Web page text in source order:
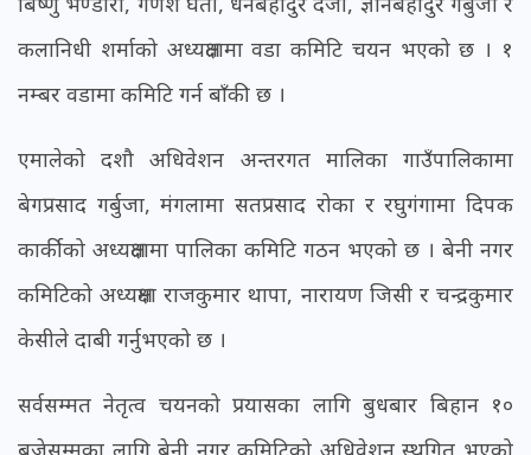
कलानिधी शर्माको अध्यक्षतामा वडा कमिटि चयन भएको छ । १
नम्बर वडामा कमिटि गर्न बाँकी छ ।
एमालेको दशौ अधिवेशन अन्तरगत मालिका गाउँपालिकामा
बेगप्रसाद गर्बुजा, मंगलामा सतप्रसाद रोका र रघुगंगामा दिपक
कार्कीको अध्यक्षतामा पालिका कमिटि गठन भएको छ । बेनी नगर
कमिटिको अध्यक्षमा राजकुमार थापा, नारायण जिसी र चन्द्रकुमार
केसीले दाबी गर्नुभएको छ ।
सर्वसम्मत नेतृत्व चयनको प्रयासका लागि बुधबार बिहान १०
बजेसम्मका लागि बेनी नगर कमिटिको अधिवेशन स्थगित भएको